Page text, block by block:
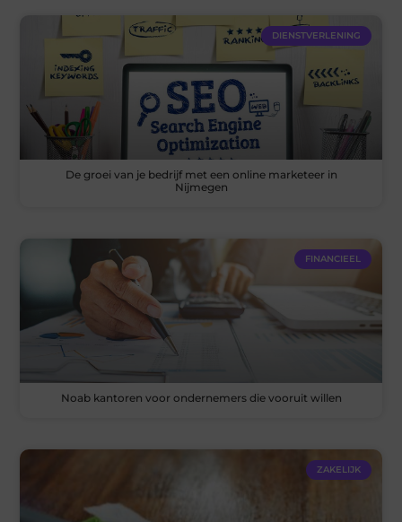
DIENSTVERLENING
De groei van je bedrijf met een online marketeer in
Nijmegen
FINANCIEEL
Noab kantoren voor ondernemers die vooruit willen
ZAKELIJK